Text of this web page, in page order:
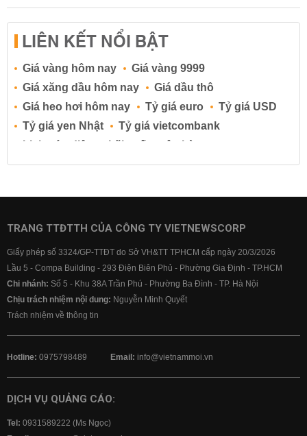
LIÊN KẾT NỔI BẬT
Giá vàng hôm nay
Giá vàng 9999
Giá xăng dầu hôm nay
Giá dầu thô
Giá heo hơi hôm nay
Tỷ giá euro
Tỷ giá USD
Tỷ giá yen Nhật
Tỷ giá vietcombank
Lịch cúp điện
Lãi suất ngân hàng
Lãi suất tiết kiệm
Lãi suất tiền gửi
Lãi suất ngân hàng BIDV
Lãi suất ngân hàng Vietcombank
TRANG TTĐTTH CỦA CÔNG TY VIETNEWSCORP
Giấy phép số 3324/GP-TTĐT do Sở VH&TT TPHCM cấp ngày 20/3/2026
Lầu 5 - Compa Building - 293 Điện Biên Phủ - Phường Gia Định - TP.HCM
Chi nhánh: Số 5 - Khu 38A Trần Phú - Phường Ba Đình - TP. Hà Nội
Chịu trách nhiệm nội dung: Nguyễn Minh Quyết
Trách nhiệm về thông tin
Hotline: 0975798489 Email: info@vietnammoi.vn
DỊCH VỤ QUẢNG CÁO:
Tel: 0931589222 (Ms Ngọc)